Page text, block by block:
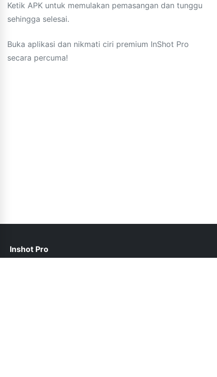
Ketik APK untuk memulakan pemasangan dan tunggu
sehingga selesai.
Buka aplikasi dan nikmati ciri premium InShot Pro
secara percuma!
Inshot Pro